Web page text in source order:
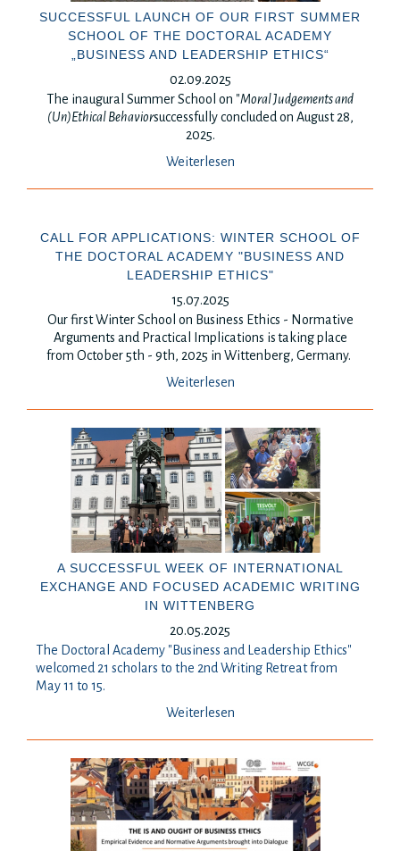
SUCCESSFUL LAUNCH OF OUR FIRST SUMMER
SCHOOL OF THE DOCTORAL ACADEMY
„BUSINESS AND LEADERSHIP ETHICS“
02.09.2025
The inaugural Summer School on "Moral Judgements and
(Un)Ethical Behaviorsuccessfully concluded on August 28,
2025.
Weiterlesen
CALL FOR APPLICATIONS: WINTER SCHOOL OF
THE DOCTORAL ACADEMY "BUSINESS AND
LEADERSHIP ETHICS"
15.07.2025
Our first Winter School on Business Ethics - Normative
Arguments and Practical Implications istaking place
from October 5th - 9th, 2025 in Wittenberg, Germany.
Weiterlesen
A SUCCESSFUL WEEK OF INTERNATIONAL
EXCHANGE AND FOCUSED ACADEMIC WRITING
IN WITTENBERG
20.05.2025
The Doctoral Academy "Business and Leadership Ethics"
welcomed 21 scholars to the 2nd Writing Retreat from
May 11 to 15.
Weiterlesen